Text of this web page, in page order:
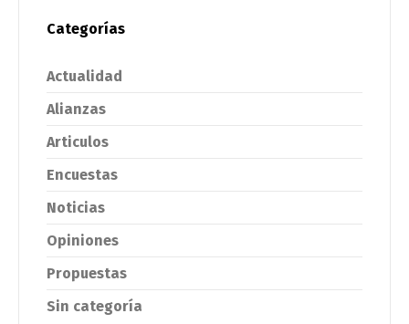
Categorías
Actualidad
Alianzas
Articulos
Encuestas
Noticias
Opiniones
Propuestas
Sin categoría